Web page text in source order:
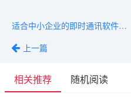
适合中小企业的即时通讯软件推荐：高性价比+易用性
上一篇
相关推荐 随机阅读